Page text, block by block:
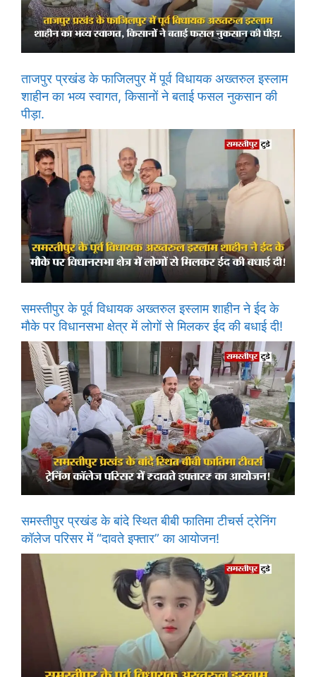
ताजपुर प्रखंड के फाजिलपुर में पूर्व विधायक अख्तरुल इस्लाम
शाहीन का भव्य स्वागत, किसानों ने बताई फसल नुकसान की
पीड़ा.
समस्तीपुर के पूर्व विधायक अख्तरुल इस्लाम शाहीन ने ईद के
मौके पर विधानसभा क्षेत्र में लोगों से मिलकर ईद की बधाई दी!
समस्तीपुर प्रखंड के बांदे स्थित बीबी फातिमा टीचर्स ट्रेनिंग
कॉलेज परिसर में “दावते इफ्तार” का आयोजन!